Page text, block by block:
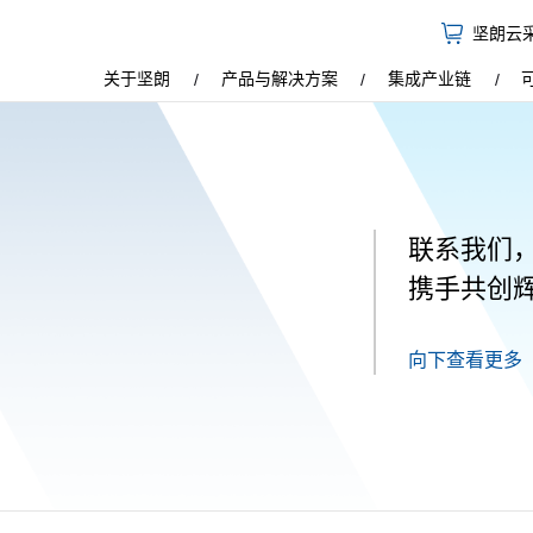
坚朗云
关于坚朗 产品与解决方案 集成产业链
联系我们
携手共创
向下查看更多